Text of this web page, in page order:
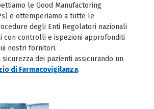
le Good Manufactoring
e ottemperiamo a tutte le
degli Enti Regolatori nazionali
con controlli e ispezioni approfonditi
nostri fornitori.
dei pazienti assicurando un
di Farmacovigilanza.